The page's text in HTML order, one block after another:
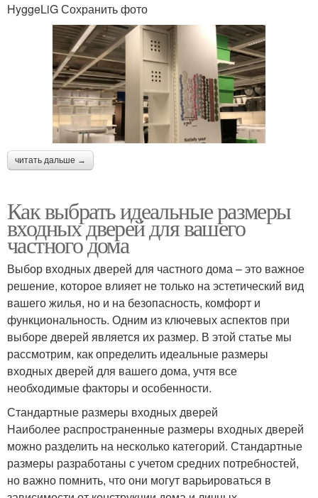
HyggeLiG Сохранить фото
читать дальше →
Как выбрать идеальные размеры
входных дверей для вашего
частного дома
Выбор входных дверей для частного дома – это важное
решение, которое влияет не только на эстетический вид
вашего жилья, но и на безопасность, комфорт и
функциональность. Одним из ключевых аспектов при
выборе дверей является их размер. В этой статье мы
рассмотрим, как определить идеальные размеры
входных дверей для вашего дома, учтя все
необходимые факторы и особенности.
Стандартные размеры входных дверей
Наиболее распространенные размеры входных дверей
можно разделить на несколько категорий. Стандартные
размеры разработаны с учетом средних потребностей,
но важно помнить, что они могут варьироваться в